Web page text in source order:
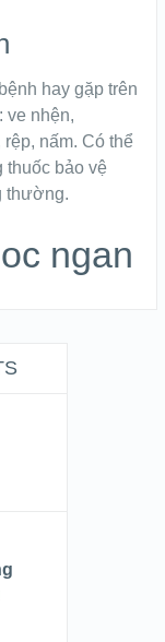
hay gặp trên
ve nhện,
nấm. Có thể
thuốc bảo vệ
thường.
ngan